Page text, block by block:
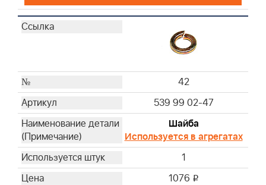
42
539 99 02-47
Шайба
Используется в агрегатах
1
1076 i